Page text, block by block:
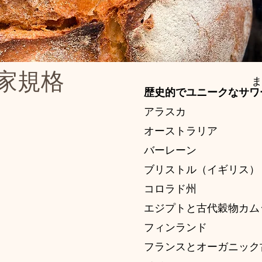
規格
歴史的でユニークなサ
アラスカ
オーストラリア
バーレーン
ブリストル（イギリス）
コロラド州
エジプトと古代穀物カ
フィンランド
フランスとオーガニッ